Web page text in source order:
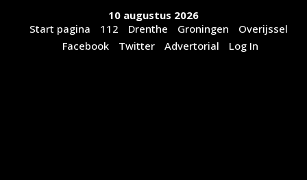
10 augustus 2026
Start pagina
112 Drenthe Groningen
Overijssel
Facebook
Twitter Advertorial Log In